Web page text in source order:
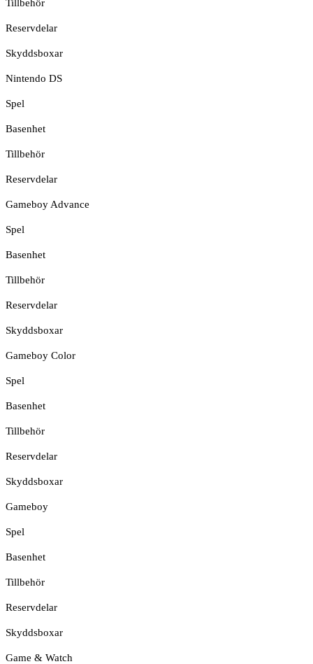
Tillbehör
Reservdelar
Skyddsboxar
Nintendo DS
Spel
Basenhet
Tillbehör
Reservdelar
Gameboy Advance
Spel
Basenhet
Tillbehör
Reservdelar
Skyddsboxar
Gameboy Color
Spel
Basenhet
Tillbehör
Reservdelar
Skyddsboxar
Gameboy
Spel
Basenhet
Tillbehör
Reservdelar
Skyddsboxar
Game & Watch